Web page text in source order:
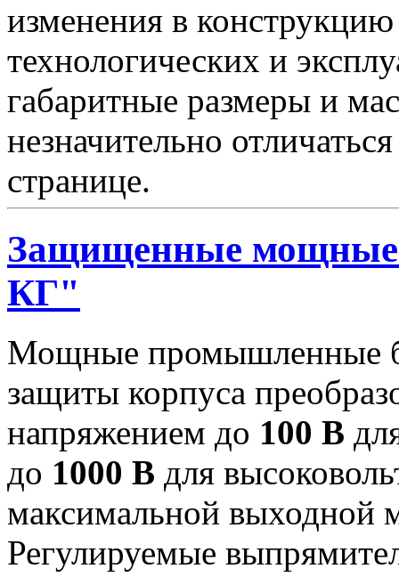
изменения в
технологических и
габаритные размеры и
незначительно
странице.
Защищенные
КГ"
Мощные промышленные
защиты корпуса
напряжением до 100 В
до 1000 В для
максимальной
Регулируемые